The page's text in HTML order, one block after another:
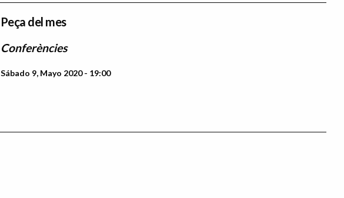
Peça del mes
Conferències
Sábado 9, Mayo 2020 - 19:00